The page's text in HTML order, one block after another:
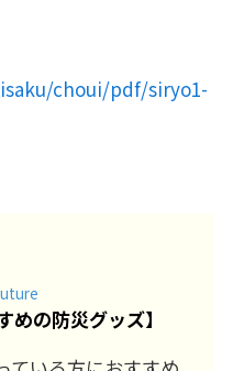
choui/pdf/siryo1-
めの防災グッズ】